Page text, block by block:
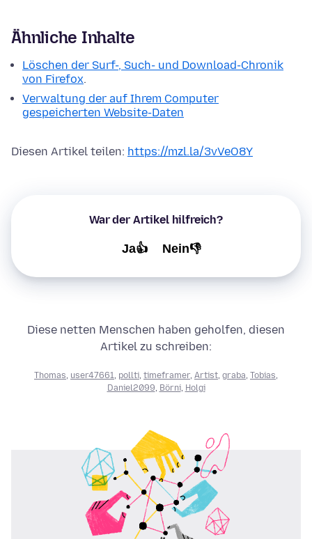
Ähnliche Inhalte
Löschen der Surf-, Such- und Download-Chronik
von Firefox.
Verwaltung der auf Ihrem Computer
gespeicherten Website-Daten
Diesen Artikel teilen: https://mzl.la/3vVeO8Y
War der Artikel hilfreich?
Ja👍 Nein👎
Diese netten Menschen haben geholfen, diesen
Artikel zu schreiben:
Thomas user47661 pollti timeframer, Artist graba Tobias
Daniel2099 Börni, Holgi